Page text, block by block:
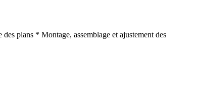
plans * Montage, assemblage et ajustement des